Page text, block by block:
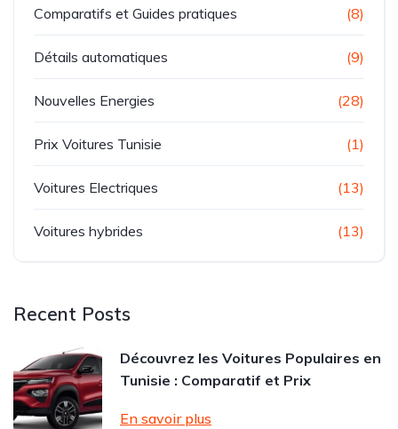
Comparatifs et Guides pratiques (8)
Détails automatiques (9)
Nouvelles Energies (28)
Prix Voitures Tunisie (1)
Voitures Electriques (13)
Voitures hybrides (13)
Recent Posts
Découvrez les Voitures Populaires en
Tunisie : Comparatif et Prix
En savoir plus